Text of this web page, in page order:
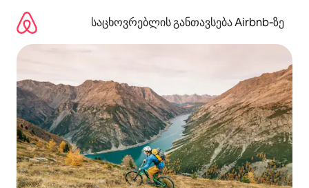
გადასვლა
საცხოვრებლის განთავსება Airbnb‑ზე